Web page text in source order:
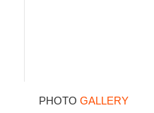
PHOTO GALLERY